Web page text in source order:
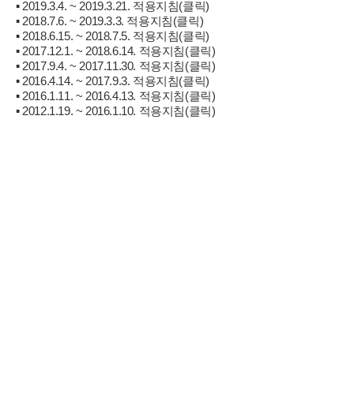
▪ 2019.3.4. ~ 2019.3.21. 적용지침(클릭)
▪ 2018.7.6. ~ 2019.3.3. 적용지침(클릭)
▪ 2018.6.15. ~ 2018.7.5. 적용지침(클릭)
▪ 2017.12.1. ~ 2018.6.14. 적용지침(클릭)
▪ 2017.9.4. ~ 2017.11.30. 적용지침(클릭)
▪ 2016.4.14. ~ 2017.9.3. 적용지침(클릭)
▪ 2016.1.11. ~ 2016.4.13. 적용지침(클릭)
▪ 2012.1.19. ~ 2016.1.10. 적용지침(클릭)